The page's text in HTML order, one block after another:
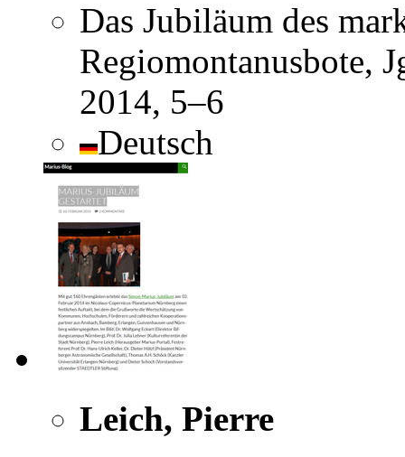
Das Jubiläum des
Regiomontanusbote,
2014, 5–6
Deutsch
Leich, Pierre